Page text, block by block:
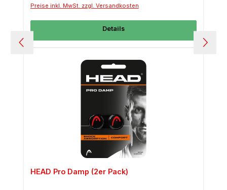
Preise inkl. MwSt. zzgl. Versandkosten
Details
HEAD Pro Damp (2er Pack)